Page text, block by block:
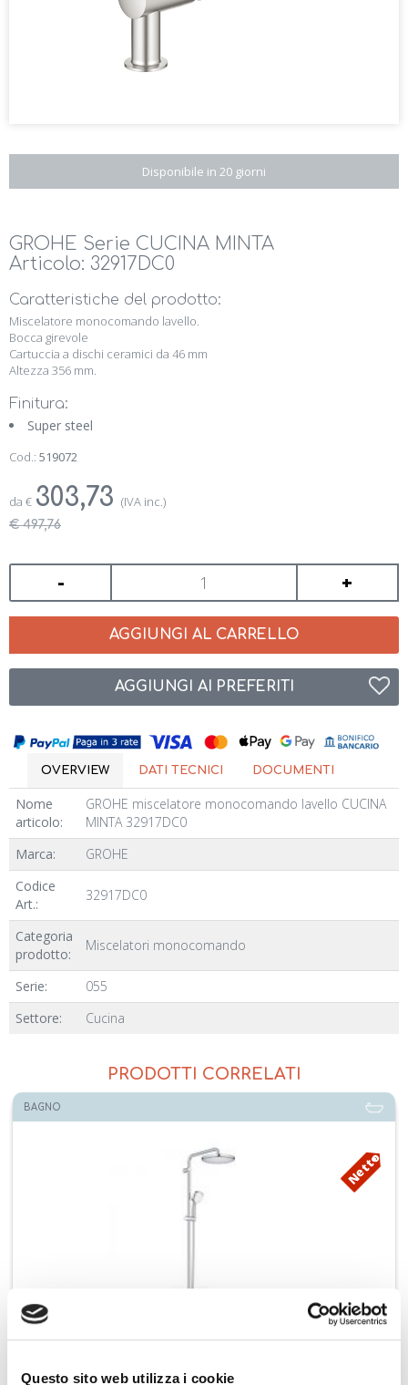
Questo sito web utilizza i cookie
Disponibile in 20 giorni
GROHE Serie CUCINA MINTA
Articolo: 32917DC0
Caratteristiche del prodotto:
Miscelatore monocomando lavello.
Bocca girevole
Cartuccia a dischi ceramici da 46 mm
Altezza 356 mm.
Finitura:
Super steel
Cod.: 519072
da € 303,73 (IVA inc.)
€ 497,76
- +
AGGIUNGI AL CARRELLO
AGGIUNGI AI PREFERITI
OVERVIEW DATI TECNICI DOCUMENTI
Nome
articolo:
GROHE miscelatore monocomando lavello CUCINA
MINTA 32917DC0
Marca:
GROHE
Codice
Art.:
32917DC0
Categoria
prodotto:
Miscelatori monocomando
Serie:
055
Settore:
Cucina
PRODOTTI CORRELATI
Netto
miscelatore termostatico TEMPESTA